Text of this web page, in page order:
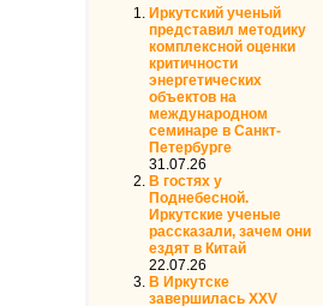
Иркутский ученый
представил методику
комплексной оценки
критичности
энергетических
объектов на
международном
семинаре в Санкт-
Петербурге
31.07.26
В гостях у
Поднебесной.
Иркутские ученые
рассказали, зачем они
ездят в Китай
22.07.26
В Иркутске
завершилась XXV